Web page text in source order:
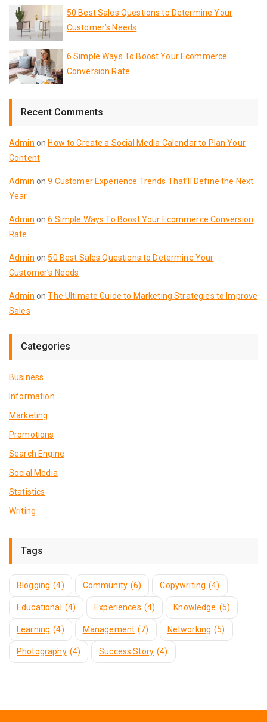
50 Best Sales Questions to Determine Your
Customer’s Needs
6 Simple Ways To Boost Your Ecommerce
Conversion Rate
Recent Comments
Admin on How to Create a Social Media Calendar to Plan Your
Content
Admin on9 Customer Experience Trends That’ll Define the Next
Year
Admin on6 Simple Ways To Boost Your Ecommerce Conversion
Rate
Admin on50 Best Sales Questions to Determine Your
Customer’s Needs
Admin onThe Ultimate Guide to Marketing Strategies to Improve
Sales
Categories
Business
Information
Marketing
Promotions
Search Engine
Social Media
Statistics
Writing
Tags
Blogging (4) Community (6) Copywriting (4)
Educational (4) Experiences (4) Knowledge (5)
Learning (4) Management (7) Networking (5)
Photography (4) Success Story (4)